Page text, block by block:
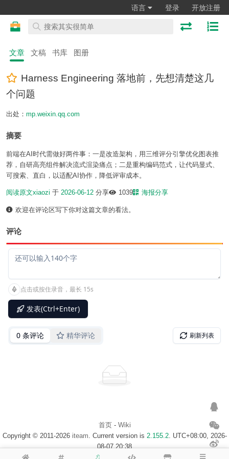
语言 登录 开放注册
文章 文稿 书库 图册
Harness Engineering 落地前，先想清楚这几
个问题
出处： mp.weixin.qq.com
摘要
前端在AI时代需做好两件事：一是改造架构，用三维评分引擎优化图表推
荐，自研高亮组件解决流式渲染痛点；二是重构编码范式，让代码显式、
可搜索、直白，以适配AI协作，降低评审成本。
阅读原文xiaozi 于 2026-06-12 分享 1039 海报分享
欢迎在评论区写下你对这篇文章的看法。
评论
首页- Wiki
Copyright © 2011-2026 iteam. Current version is 2.155.2. UTC+08:00, 2026-
08-07 20:38
浙ICP备14020137号-1 $访客地图$